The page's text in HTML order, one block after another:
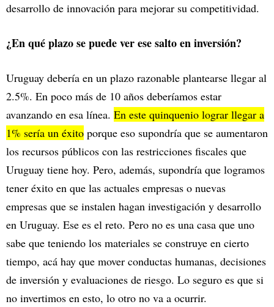
desarrollo de innovación para mejorar su competitividad.
¿En qué plazo se puede ver ese salto en inversión?
Uruguay debería en un plazo razonable plantearse llegar al
2.5%. En poco más de 10 años deberíamos estar
avanzando en esa línea. En este quinquenio lograr llegar a
1% sería un éxito porque eso supondría que se aumentaron
los recursos públicos con las restricciones fiscales que
Uruguay tiene hoy. Pero, además, supondría que logramos
tener éxito en que las actuales empresas o nuevas
empresas que se instalen hagan investigación y desarrollo
en Uruguay. Ese es el reto. Pero no es una casa que uno
sabe que teniendo los materiales se construye en cierto
tiempo, acá hay que mover conductas humanas, decisiones
de inversión y evaluaciones de riesgo. Lo seguro es que si
no invertimos en esto, lo otro no va a ocurrir.